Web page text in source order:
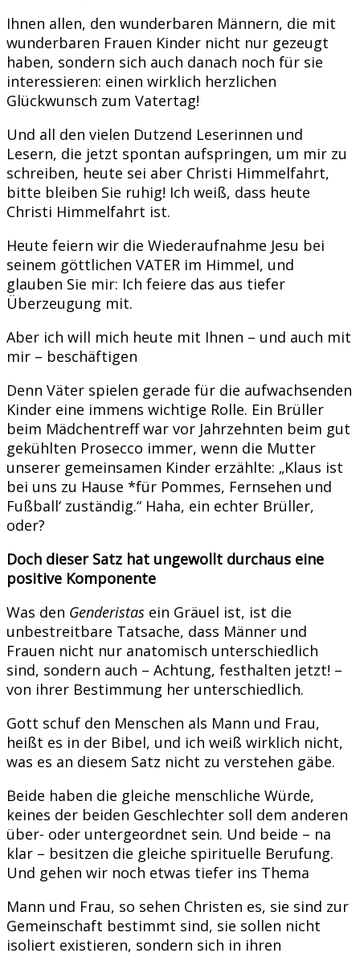
Ihnen allen, den wunderbaren Männern, die mit
wunderbaren Frauen Kinder nicht nur gezeugt
haben, sondern sich auch danach noch für sie
interessieren: einen wirklich herzlichen
Glückwunsch zum Vatertag!
Und all den vielen Dutzend Leserinnen und
Lesern, die jetzt spontan aufspringen, um mir zu
schreiben, heute sei aber Christi Himmelfahrt,
bitte bleiben Sie ruhig! Ich weiß, dass heute
Christi Himmelfahrt ist.
Heute feiern wir die Wiederaufnahme Jesu bei
seinem göttlichen VATER im Himmel, und
glauben Sie mir: Ich feiere das aus tiefer
Überzeugung mit.
Aber ich will mich heute mit Ihnen – und auch mit
mir – beschäftigen
Denn Väter spielen gerade für die aufwachsenden
Kinder eine immens wichtige Rolle. Ein Brüller
beim Mädchentreff war vor Jahrzehnten beim gut
gekühlten Prosecco immer, wenn die Mutter
unserer gemeinsamen Kinder erzählte: „Klaus ist
bei uns zu Hause *für Pommes, Fernsehen und
Fußball‘ zuständig.“ Haha, ein echter Brüller,
oder?
Doch dieser Satz hat ungewollt durchaus eine
positive Komponente
Was den Genderistas ein Gräuel ist, ist die
unbestreitbare Tatsache, dass Männer und
Frauen nicht nur anatomisch unterschiedlich
sind, sondern auch – Achtung, festhalten jetzt! –
von ihrer Bestimmung her unterschiedlich.
Gott schuf den Menschen als Mann und Frau,
heißt es in der Bibel, und ich weiß wirklich nicht,
was es an diesem Satz nicht zu verstehen gäbe.
Beide haben die gleiche menschliche Würde,
keines der beiden Geschlechter soll dem anderen
über- oder untergeordnet sein. Und beide – na
klar – besitzen die gleiche spirituelle Berufung.
Und gehen wir noch etwas tiefer ins Thema
Mann und Frau, so sehen Christen es, sie sind zur
Gemeinschaft bestimmt sind, sie sollen nicht
isoliert existieren, sondern sich in ihren